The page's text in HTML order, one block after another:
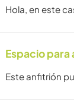
Hola, en este
Espacio
Este anfitrión